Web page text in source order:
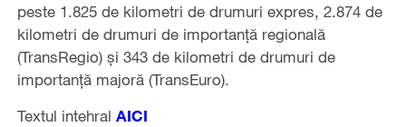
peste 1.825 de kilometri de drumuri expres, 2.874 de
kilometri de drumuri de importanță regională
(TransRegio) și 343 de kilometri de drumuri de
importanță majoră (TransEuro).
Textul intehral AICI